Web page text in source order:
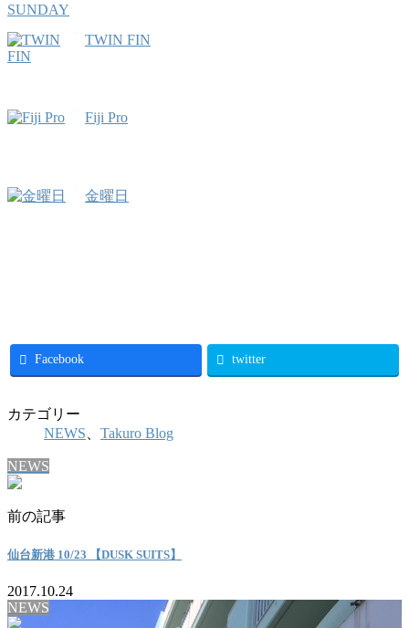
TWIN FIN
Fiji Pro
金曜日
Facebook twitter
カテゴリー
NEWS
Takuro Blog
NEWS
前の記事
仙台新港 10/23 【DUSK SUITS】
2017.10.24
NEWS